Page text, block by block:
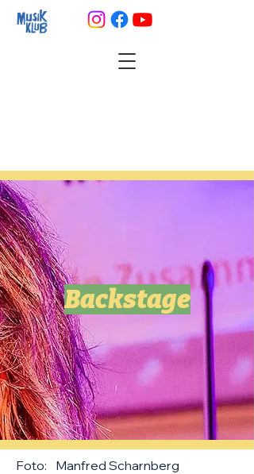
Backstage
Foto: Manfred Scharnberg